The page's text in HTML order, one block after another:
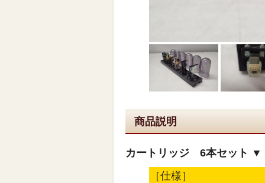
商品説明
カートリッジ 6本セット ▼
［仕様］